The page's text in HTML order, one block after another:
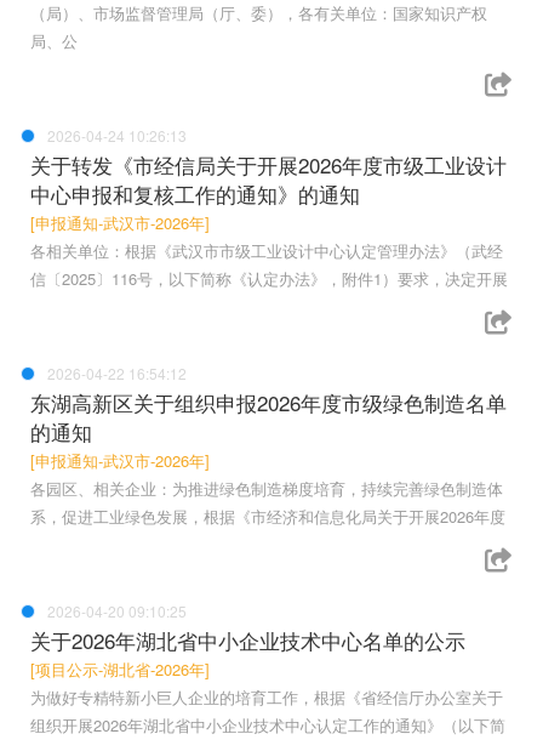
（局）、市场监督管理局（厅、委），各有关单位：国家知识产权
局、公
2026-04-24 10:26:13
关于转发《市经信局关于开展2026年度市级工业设计
中心申报和复核工作的通知》的通知
[申报通知-武汉市-2026年]
各相关单位：根据《武汉市市级工业设计中心认定管理办法》（武经
信〔2025〕116号，以下简称《认定办法》，附件1）要求，决定开展
2026-04-22 16:54:12
东湖高新区关于组织申报2026年度市级绿色制造名单
的通知
[申报通知-武汉市-2026年]
各园区、相关企业：为推进绿色制造梯度培育，持续完善绿色制造体
系，促进工业绿色发展，根据《市经济和信息化局关于开展2026年度
2026-04-20 09:10:25
关于2026年湖北省中小企业技术中心名单的公示
[项目公示-湖北省-2026年]
为做好专精特新小巨人企业的培育工作，根据《省经信厅办公室关于
组织开展2026年湖北省中小企业技术中心认定工作的通知》（以下简